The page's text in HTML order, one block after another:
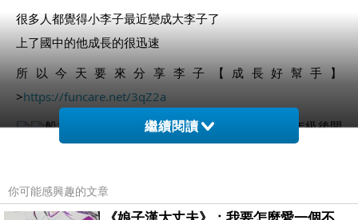
很多人都覺得小李子最近變成大李子了
上了國中的他成長的很迅速
所以今天要來分享李子【成長好幫手】
>https://funcare.net/3qZ2a
船井高成長
相信很多爸媽都跟我一樣，高年級後開
所以黃金階段，當然要幫他好好衝刺一下!!
繼續閱讀
你可能感興趣的文章